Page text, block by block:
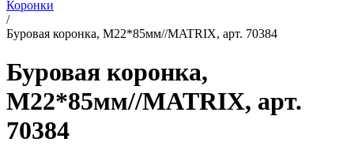
Коронки
/
Буровая коронка, М22*85мм//MATRIX, арт. 70384
Буровая коронка,
М22*85мм//MATRIX, арт.
70384